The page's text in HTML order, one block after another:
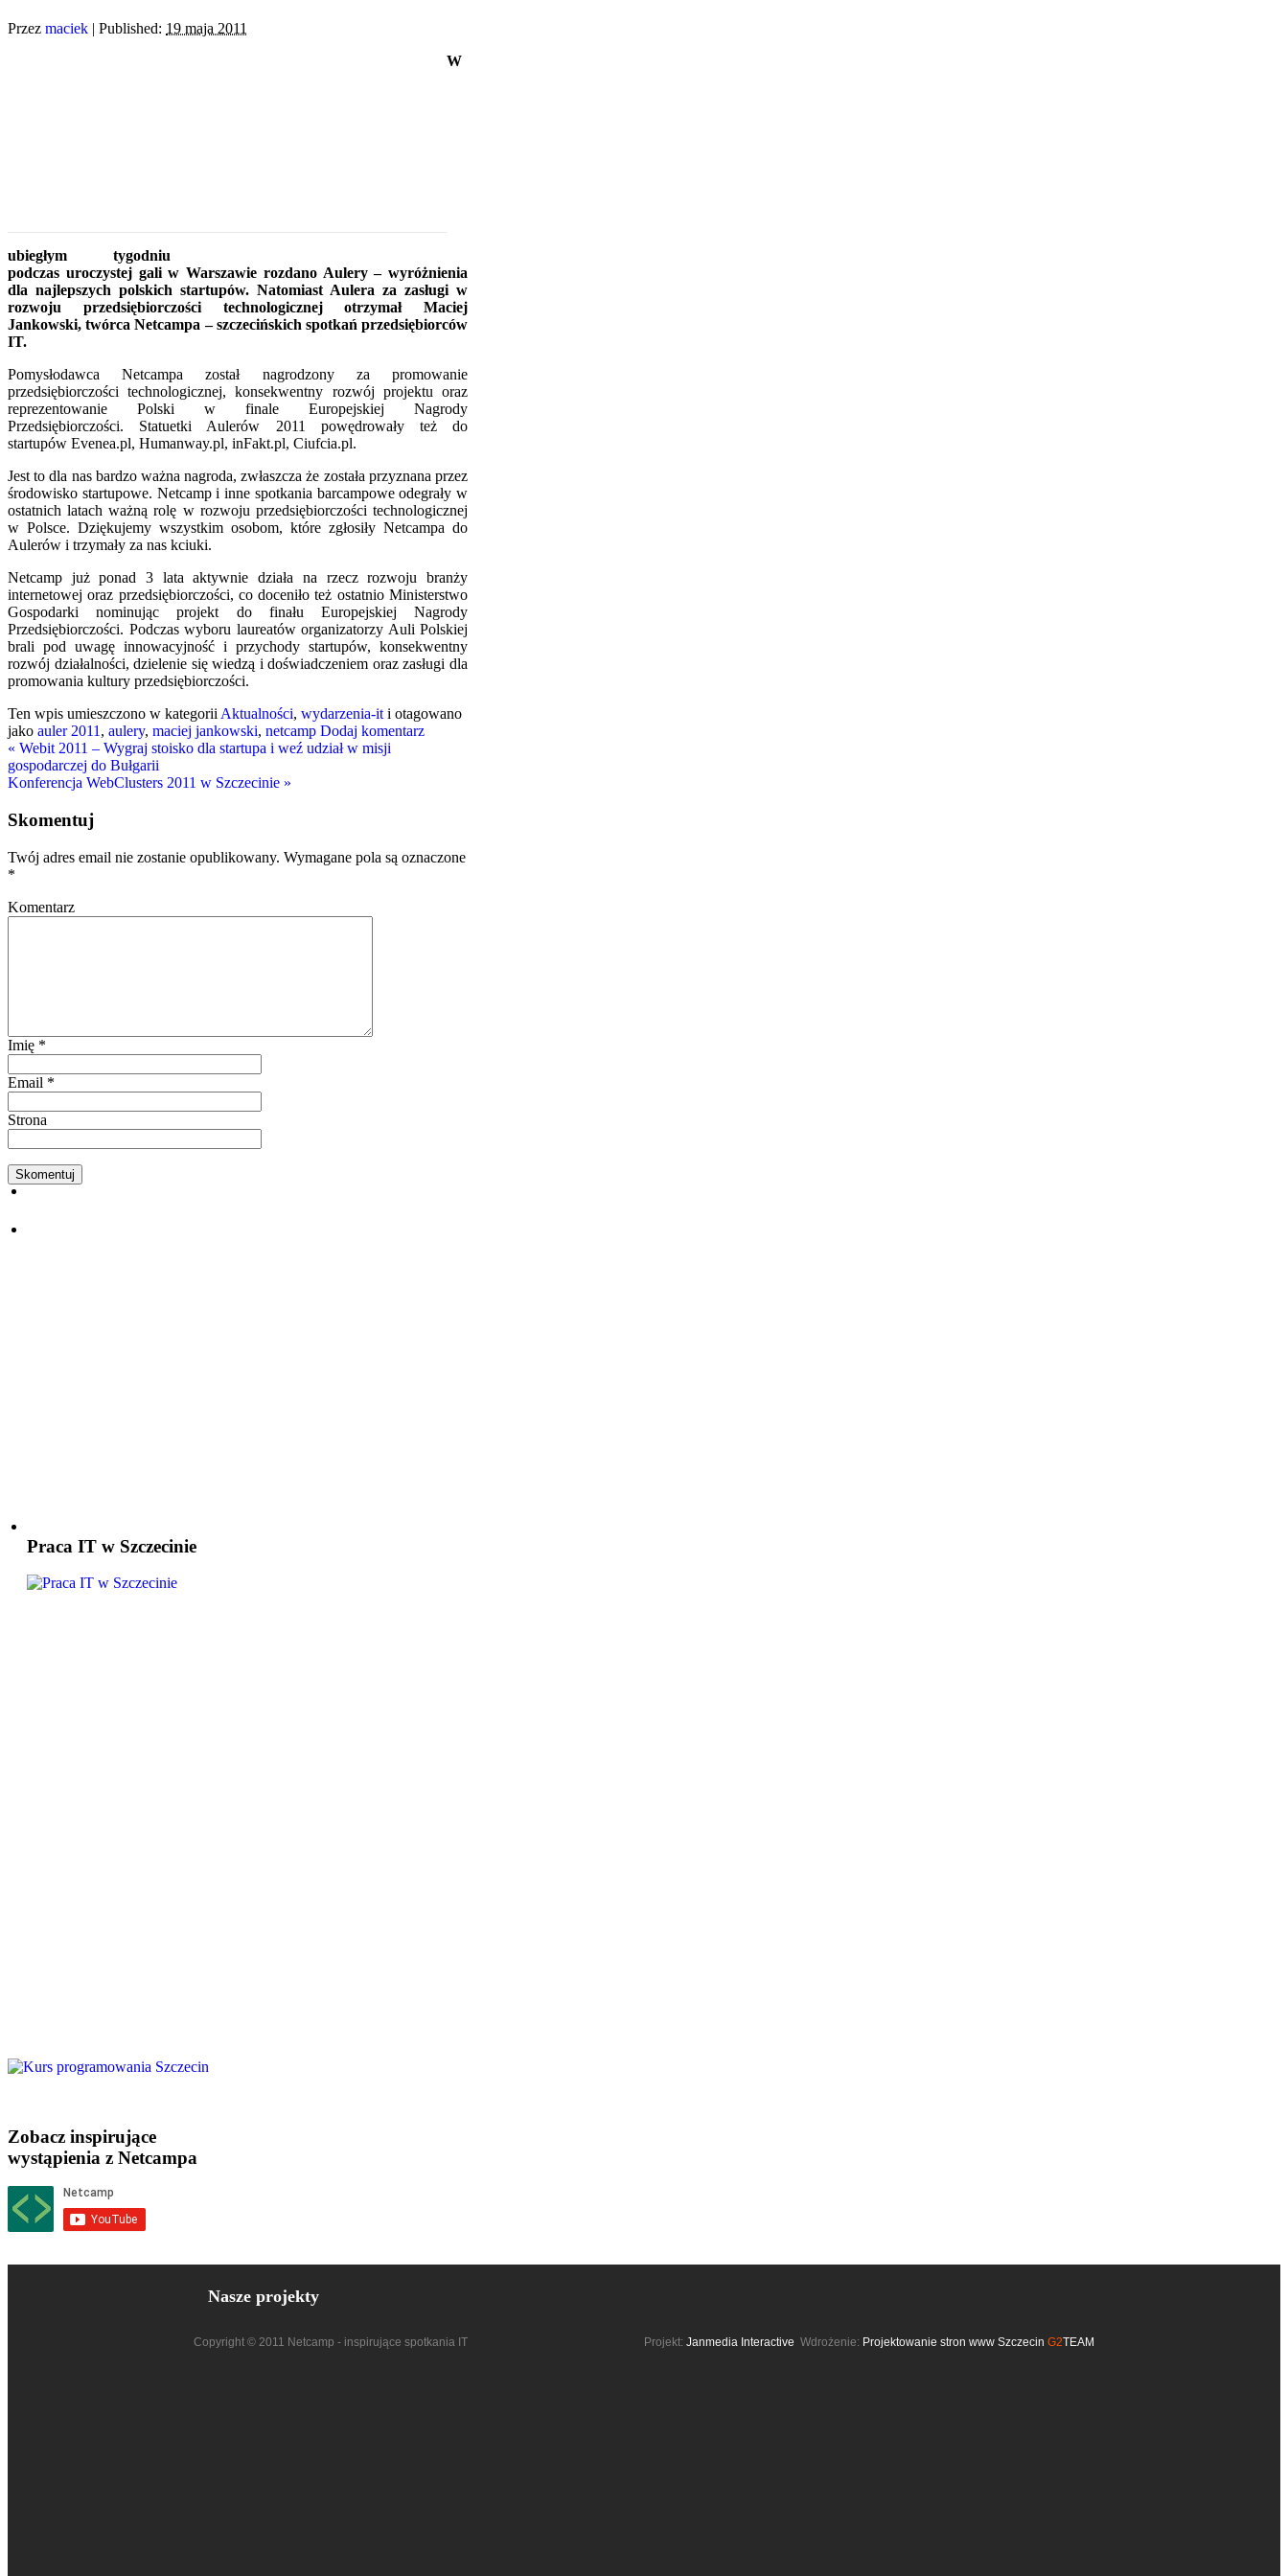
Przez maciek | Published: 19 maja 2011
W
ubiegłym tygodniu
podczas uroczystej gali w Warszawie rozdano Aulery – wyróżnienia
dla najlepszych polskich startupów. Natomiast Aulera za zasługi w
rozwoju przedsiębiorczości technologicznej otrzymał Maciej
Jankowski, twórca Netcampa – szczecińskich spotkań przedsiębiorców
IT.
Pomysłodawca Netcampa został nagrodzony za promowanie
przedsiębiorczości technologicznej, konsekwentny rozwój projektu oraz
reprezentowanie Polski w finale Europejskiej Nagrody
Przedsiębiorczości. Statuetki Aulerów 2011 powędrowały też do
startupów Evenea.pl, Humanway.pl, inFakt.pl, Ciufcia.pl.
Jest to dla nas bardzo ważna nagroda, zwłaszcza że została przyznana przez
środowisko startupowe. Netcamp i inne spotkania barcampowe odegrały w
ostatnich latach ważną rolę w rozwoju przedsiębiorczości technologicznej
w Polsce. Dziękujemy wszystkim osobom, które zgłosiły Netcampa do
Aulerów i trzymały za nas kciuki.
Netcamp już ponad 3 lata aktywnie działa na rzecz rozwoju branży
internetowej oraz przedsiębiorczości, co doceniło też ostatnio Ministerstwo
Gospodarki nominując projekt do finału Europejskiej Nagrody
Przedsiębiorczości. Podczas wyboru laureatów organizatorzy Auli Polskiej
brali pod uwagę innowacyjność i przychody startupów, konsekwentny
rozwój działalności, dzielenie się wiedzą i doświadczeniem oraz zasługi dla
promowania kultury przedsiębiorczości.
Ten wpis umieszczono w kategoriiAktualności, wydarzenia-iti otagowano
jako auler 2011, aulery, maciej jankowski, netcamp Dodaj komentarz
« Webit 2011 – Wygraj stoisko dla startupa i weź udział w misji
gospodarczej do Bułgarii
Konferencja WebClusters 2011 w Szczecinie »
Skomentuj
Twój adres email nie zostanie opublikowany. Wymagane pola są oznaczone
*
Komentarz
Imię *
Email *
Strona
Praca IT w Szczecinie
Zobacz inspirujące
wystąpienia z Netcampa
Nasze projekty
Copyright © 2011 Netcamp - inspirujące spotkania IT Projekt: Janmedia Interactive Wdrożenie: Projektowanie stron www Szczecin G2TEAM